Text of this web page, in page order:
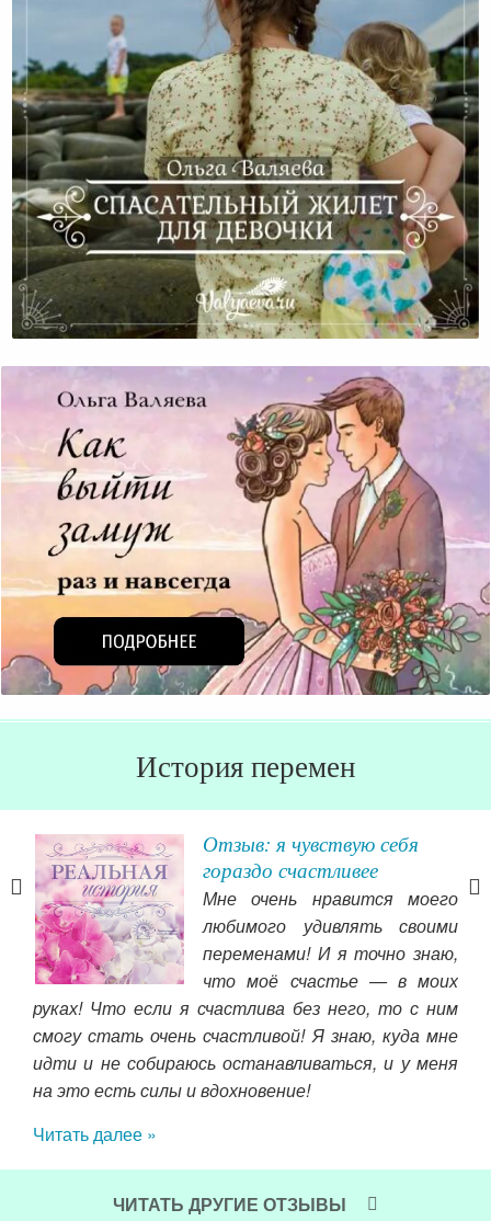
Спасательный Жилет Для Девочки
История перемен
Отзыв: я чувствую себя
гораздо счастливее
Мне очень нравится моего
любимого удивлять своими
переменами! И я точно знаю,
что моё счастье — в моих
руках! Что если я счастлива без него, то с ним
смогу стать очень счастливой! Я знаю, куда мне
идти и не собираюсь останавливаться, и у меня
на это есть силы и вдохновение!
Читать далее »
ЧИТАТЬ ДРУГИЕ ОТЗЫВЫ